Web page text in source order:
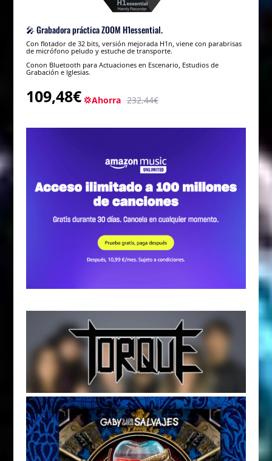
🎤 Grabadora práctica ZOOM H1essential.
Con flotador de 32 bits, versión mejorada H1n, viene con parabrisas
de micrófono peludo y estuche de transporte.
Conon Bluetooth para Actuaciones en Escenario, Estudios de
Grabación e Iglesias.
109,48€ 💢Ahorra 232,44€